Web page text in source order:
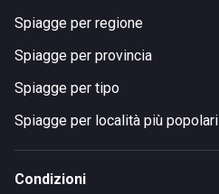
Spiagge per regione
Spiagge per provincia
Spiagge per tipo
Spiagge per località più popolari
Condizioni